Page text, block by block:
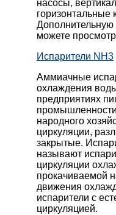
насосы,
горизонтальные
можете
Испарители NH3
Аммиачные
охлаждения
предприятиях
народного
циркуляции,
закрытые.
называют
циркуляции
прокачиваемой
движения
испарители с
циркуляцией.